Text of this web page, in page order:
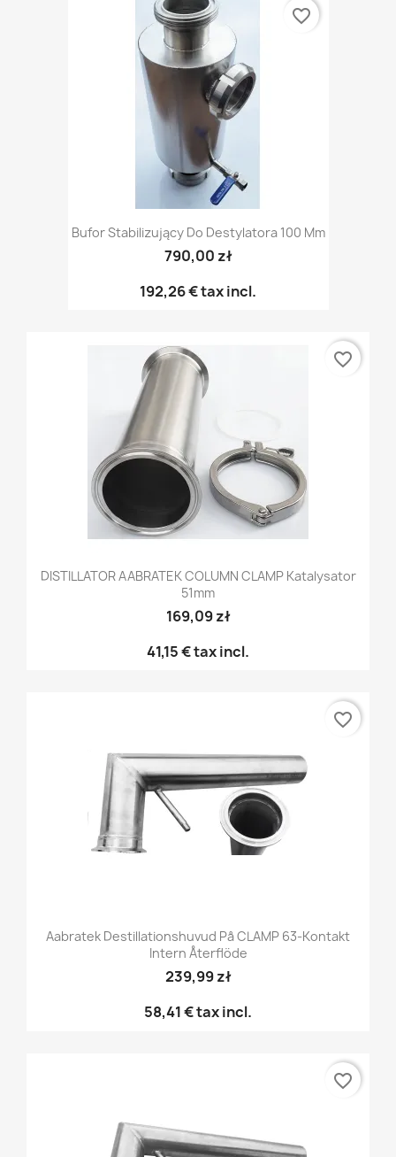
Bufor Stabilizujący Do Destylatora 100 Mm
790,00 zł
192,26 €tax incl.
favorite_border
DISTILLATOR AABRATEK COLUMN CLAMP Katalysator
51mm
169,09 zł
41,15 €tax incl.
favorite_border
Aabratek Destillationshuvud På CLAMP 63-Kontakt
Intern Återflöde
239,99 zł
58,41 €tax incl.
favorite_border
favorite_border